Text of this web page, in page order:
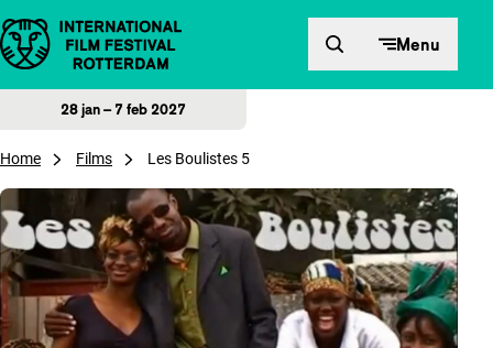
Direct naar inhoud Menu
28 jan – 7 feb 2027
Home Films Les Boulistes 5